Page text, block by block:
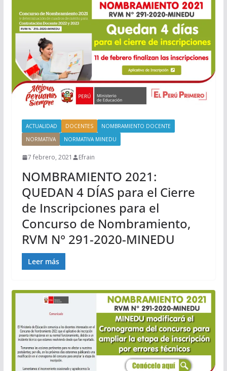
ACTUALIDAD DOCENTES
NOMBRAMIENTO DOCENTE
NORMATIVA
NORMATIVA MINEDU
7 febrero, 2021 Efrain
NOMBRAMIENTO 2021:
QUEDAN 4 DÍAS para el Cierre
de Inscripciones para el
Concurso de Nombramiento,
RVM N° 291-2020-MINEDU
Leer más